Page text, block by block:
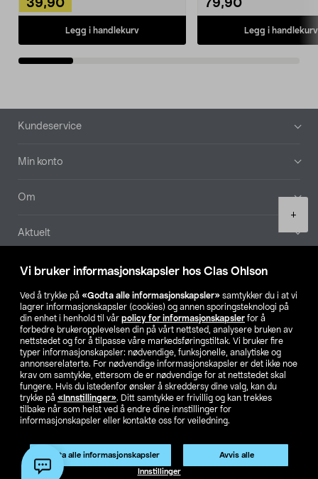
Vi bruker informasjonskapsler hos Clas Ohlson
Ved å trykke på «Godta alle informasjonskapsler» samtykker du i at vi
lagrer informasjonskapsler (cookies) og annen sporingsteknologi på
din enhet i henhold til vår policy for informasjonskapsler for å
forbedre brukeropplevelsen din på vårt nettsted, analysere bruken av
nettstedet og for å tilpasse våre markedsføringstiltak. Vi bruker fire
typer informasjonskapsler: nødvendige, funksjonelle, analytiske og
annonserelaterte. For nødvendige informasjonskapsler er det ikke noe
krav om samtykke, ettersom de er nødvendige for at nettstedet skal
fungere. Hvis du istedenfor ønsker å skreddersy dine valg, kan du
trykke på «Innstillinger». Ditt samtykke er frivillig og kan trekkes
tilbake når som helst ved å endre dine innstillinger for
informasjonskapsler eller kontakte oss for veiledning.
Godta alle informasjonskapsler Avvis alle
Innstillinger
+
Legg i handlekurv
39,90
Legg i handlekurv
79,90
Legg i handlekurv
Bunntekst
Kundeservice
Min konto
Om
Aktuelt
Våre selskaper
Finn din butikk
SE NO FI
Endre til priser ekskl. moms